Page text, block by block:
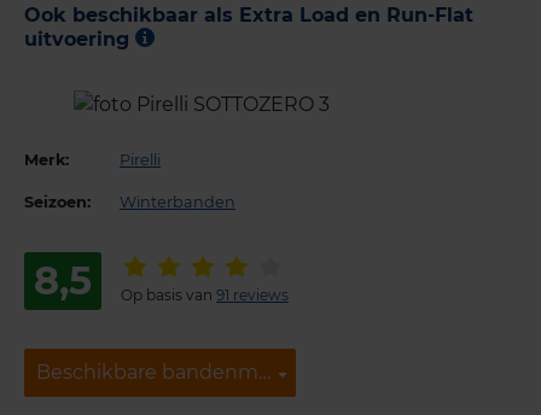
Ook beschikbaar als Extra Load en Run-Flat
uitvoering
Merk: Pirelli
Seizoen: Winterbanden
8,5 Op basis van 91 reviews
Beschikbare bandenmaten
Beschikbare bandenmaten